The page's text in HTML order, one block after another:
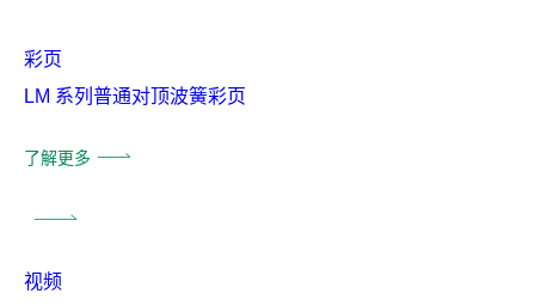
彩页
LM 系列普通对顶波簧彩页
了解更多
视频